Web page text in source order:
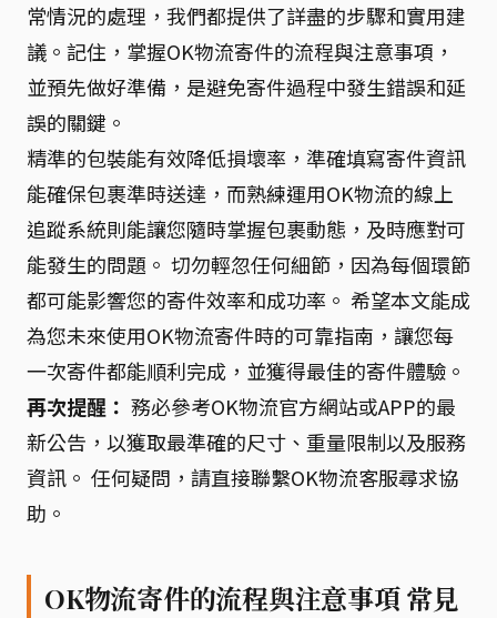
常情況的處理，我們都提供了詳盡的步驟和實用建
議。記住，掌握OK物流寄件的流程與注意事項，
並預先做好準備，是避免寄件過程中發生錯誤和延
誤的關鍵。
精準的包裝能有效降低損壞率，準確填寫寄件資訊
能確保包裹準時送達，而熟練運用OK物流的線上
追蹤系統則能讓您隨時掌握包裹動態，及時應對可
能發生的問題。 切勿輕忽任何細節，因為每個環節
都可能影響您的寄件效率和成功率。 希望本文能成
為您未來使用OK物流寄件時的可靠指南，讓您每
一次寄件都能順利完成，並獲得最佳的寄件體驗。
再次提醒： 務必參考OK物流官方網站或APP的最
新公告，以獲取最準確的尺寸、重量限制以及服務
資訊。 任何疑問，請直接聯繫OK物流客服尋求協
助。
OK物流寄件的流程與注意事項 常見